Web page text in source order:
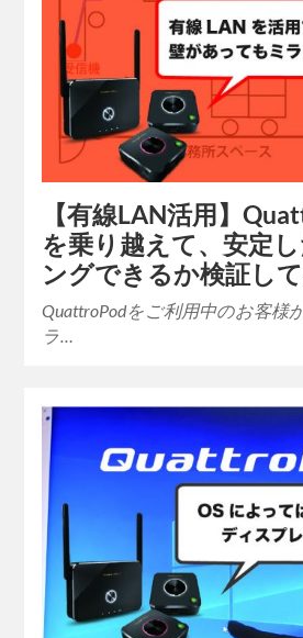
【有線LAN活用】
を乗り越えて、安定
ングできるか検証して
QuattroPodをご利用中のお客様
ラ…